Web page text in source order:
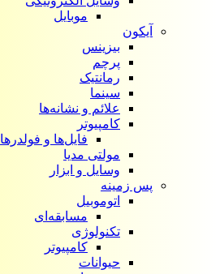
موبایل
آیکون‌
بیزینس
پرچم
رمانتیک
سینما
علائم و نشانه‌ها
کامپیوتر
فایل‌ها و فولدرها
مولتی مدیا
وسایل و ابزار
پس زمینه
اتوموبیل
مسابقه‌ای
تکنولوژی
کامپیوتر
حیوانات